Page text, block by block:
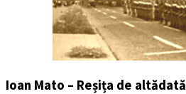
Ioan Mato – Reșița de altădată